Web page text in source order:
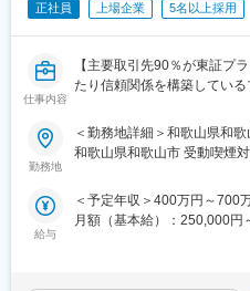
■当社について：
『日本のガリバーから世界
買取実績、中古車販売実績
■同社の特徴：
・鉄鋼メーカーとして、加
しています。また溶接、溶
盛溶接が強みです。
・大手鉄鋼メーカーである日
ます。またベトナムにグロ
正社員 上場企業 5名以上採用
仕事内容
【主要取引先90％が東証プ
たり信頼関係を構築してい
122日・プライベート重視
発プロジェクトで設計を中
経験に併せて上流の要件定
勤務地
＜勤務地詳細＞和歌山県和
和歌山県和歌山市 受動喫煙
給与
＜予定年収＞400万円～700
月額（基本給）：250,000